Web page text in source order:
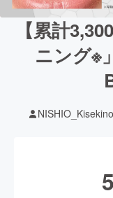
【累計
ニング※